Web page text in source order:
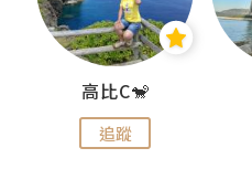
高比C🐒
追蹤